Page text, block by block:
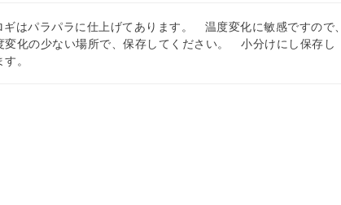
はパラパラに仕上げてあります。 温度変化に敏感ですので、
変化の少ない場所で、保存してください。 小分けにし保存し
。